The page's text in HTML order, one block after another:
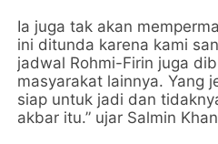
Ia juga tak akan
ini ditunda karena kami
jadwal Rohmi-Firin juga
masyarakat lainnya. Yang
siap untuk jadi dan
akbar itu.” ujar Salmin